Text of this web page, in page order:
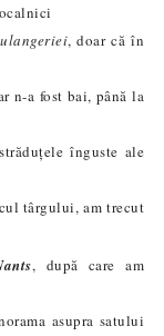
, doar că în
n-a fost bai, până la
înguste ale
târgului, am trecut
, după care am
asupra satului